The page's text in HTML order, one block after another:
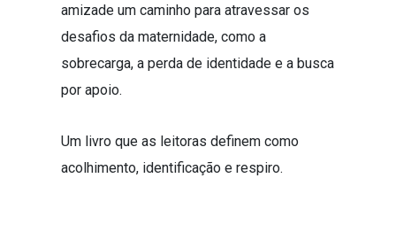
amizade um caminho para atravessar os
desafios da maternidade, como a
sobrecarga, a perda de identidade e a busca
por apoio.
Um livro que as leitoras definem como
acolhimento, identificação e respiro.